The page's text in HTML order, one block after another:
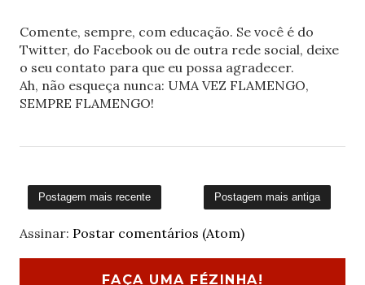
Comente, sempre, com educação. Se você é do
Twitter, do Facebook ou de outra rede social, deixe
o seu contato para que eu possa agradecer.
Ah, não esqueça nunca: UMA VEZ FLAMENGO,
SEMPRE FLAMENGO!
Postagem mais recente Postagem mais antiga
Assinar: Postar comentários (Atom)
FAÇA UMA FÉZINHA!